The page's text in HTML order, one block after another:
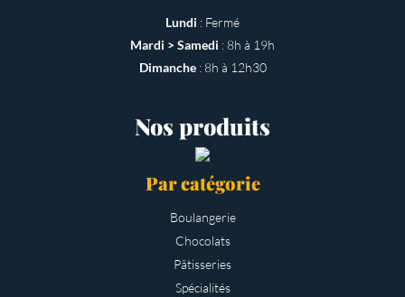
Lundi : Fermé
Mardi > Samedi : 8h à 19h
Dimanche: 8h à 12h30
Nos produits
Par catégorie
Boulangerie
Chocolats
Pâtisseries
Spécialités